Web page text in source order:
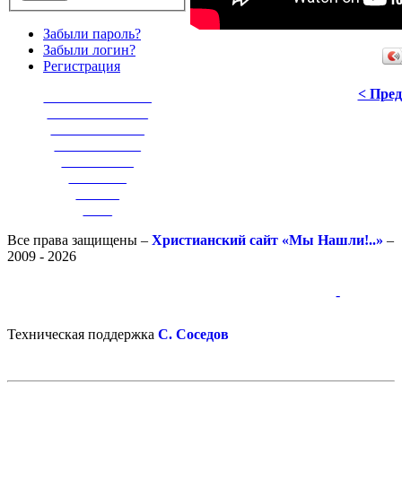
Забыли пароль?
Забыли логин?
Регистрация
<
Все права защищены – Христианский сайт «Мы Нашли!..» –
2009 - 2026
-
Техническая поддержка С. Соседов